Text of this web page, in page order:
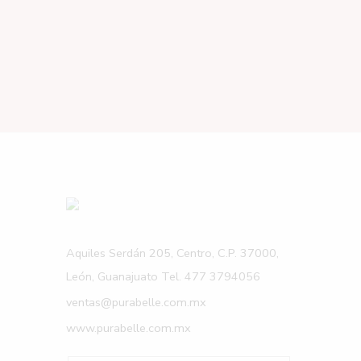
Aquiles Serdán 205, Centro, C.P. 37000,
León, Guanajuato Tel. 477 3794056
ventas@purabelle.com.mx
www.purabelle.com.mx